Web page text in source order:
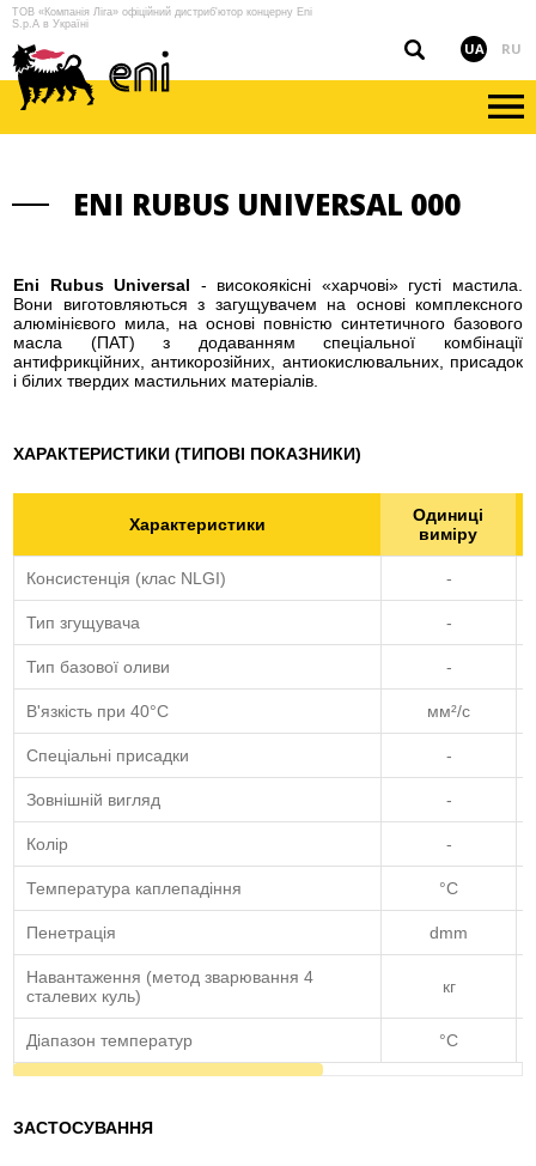
ТОВ «Компанія Ліга» офіційний дистриб'ютор концерну Eni
S.p.A в Україні
UA RU
ENI RUBUS UNIVERSAL 000
Eni Rubus Universal - високоякісні «харчові» густі мастила.
Вони виготовляються з загущувачем на основі комплексного
алюмінієвого мила, на основі повністю синтетичного базового
масла (ПАТ) з додаванням спеціальної комбінації
антифрикційних, антикорозійних, антиокислювальних, присадок
і білих твердих мастильних матеріалів.
ХАРАКТЕРИСТИКИ (ТИПОВІ ПОКАЗНИКИ)
Характеристики
Одиниці
виміру
Консистенція (клас NLGI) -
Тип згущувача -
Тип базової оливи -
В'язкість при 40°C мм²/с
Спеціальні присадки -
Зовнішній вигляд -
Колір -
Температура каплепадіння °C
Пенетрація dmm
Навантаження (метод зварювання 4
сталевих куль)
кг
Діапазон температур °C
ЗАСТОСУВАННЯ